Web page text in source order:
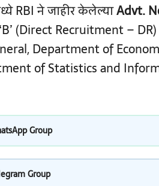
RBI ने जाहीर केलेल्याAdvt.
(Direct Recruitment –
Department of
of Statistics and
Group
Group